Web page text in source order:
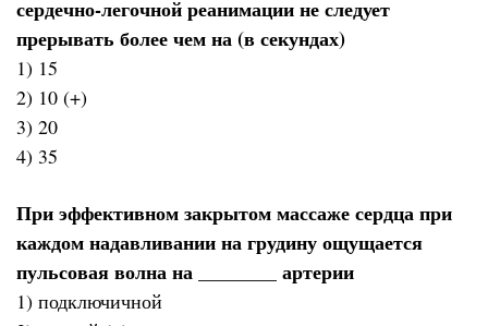
сердечно-легочной реанимации не следует
прерывать более чем на (в секундах)
1) 15
2) 10 (+)
3) 20
4) 35
При эффективном закрытом массаже сердца при
каждом надавливании на грудину ощущается
пульсовая волна на ________ артерии
1) подключичной